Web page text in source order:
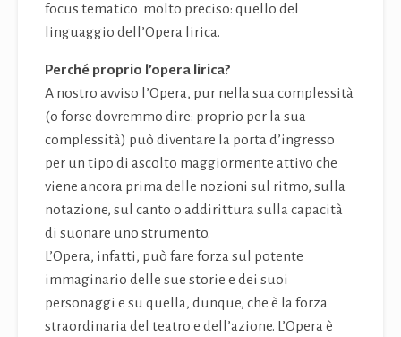
focus tematico molto preciso: quello del
linguaggio dell’Opera lirica.
Perché proprio l’opera lirica?
A nostro avviso l’Opera, pur nella sua complessità
(o forse dovremmo dire: proprio per la sua
complessità) può diventare la porta d’ingresso
per un tipo di ascolto maggiormente attivo che
viene ancora prima delle nozioni sul ritmo, sulla
notazione, sul canto o addirittura sulla capacità
di suonare uno strumento.
L’Opera, infatti, può fare forza sul potente
immaginario delle sue storie e dei suoi
personaggi e su quella, dunque, che è la forza
straordinaria del teatro e dell’azione. L’Opera è